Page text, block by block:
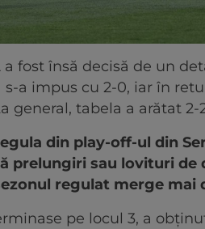
a fost însă decisă de un
a impus cu 2-0, iar în
general, tabela a arătat 2-
din play-off-ul din
prelungiri sau lovituri de
regulat merge mai
pe locul 3, a